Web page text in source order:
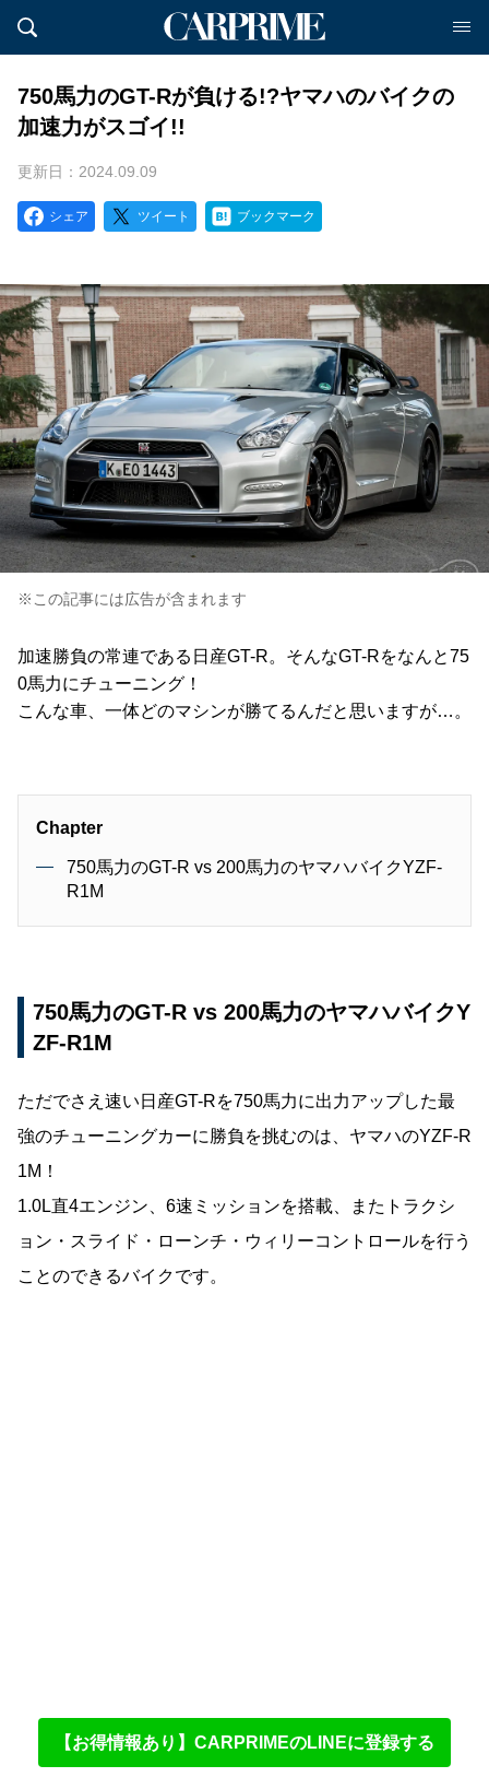
750馬力のGT-Rが負ける!?ヤマハのバイクの
加速力がスゴイ!!
更新日：2024.09.09
シェア ツイート ブックマーク
※この記事には広告が含まれます
加速勝負の常連である日産GT-R。そんなGT-Rをなんと75
0馬力にチューニング！
こんな車、一体どのマシンが勝てるんだと思いますが…。
Chapter
750馬力のGT-R vs 200馬力のヤマハバイクYZF-
R1M
750馬力のGT-R vs 200馬力のヤマハバイクY
ZF-R1M
ただでさえ速い日産GT-Rを750馬力に出力アップした最
強のチューニングカーに勝負を挑むのは、ヤマハのYZF-R
1M！
1.0L直4エンジン、6速ミッションを搭載、またトラクシ
ョン・スライド・ローンチ・ウィリーコントロールを行う
ことのできるバイクです。
【お得情報あり】CARPRIMEのLINEに登録する